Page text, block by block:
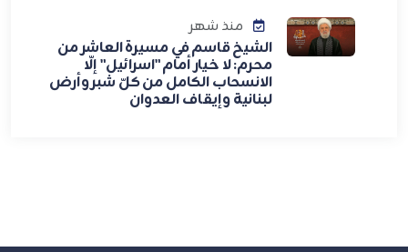
منذ شهر
الشيخ قاسم في مسيرة العاشر من
محرم: لا خيار أمام "اسرائيل" إلّا
الانسحاب الكامل من كلّ شبر وأرض
لبنانية وإيقاف العدوان